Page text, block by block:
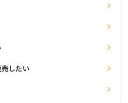
したい